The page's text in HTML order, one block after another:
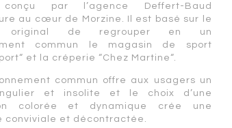
conçu par l’agence Deffert-Baud
au cœur de Morzine. Il est basé sur le
original de regrouper en un
commun le magasin de sport
et la créperie “Chez Martine“.
commun offre aux usagers un
et insolite et le choix d’une
colorée et dynamique crée une
conviviale et décontractée.